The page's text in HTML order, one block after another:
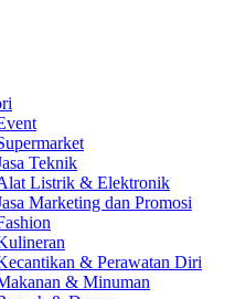
Teknik
Listrik & Elektronik
Marketing dan Promosi
& Perawatan Diri
& Minuman